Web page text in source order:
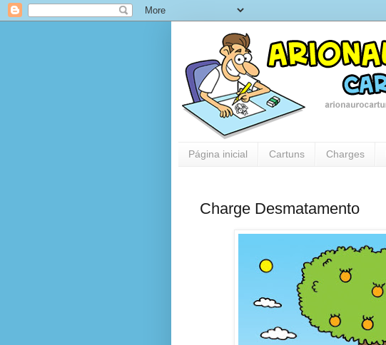
Página inicial Cartuns Charges
Charge Desmatamento